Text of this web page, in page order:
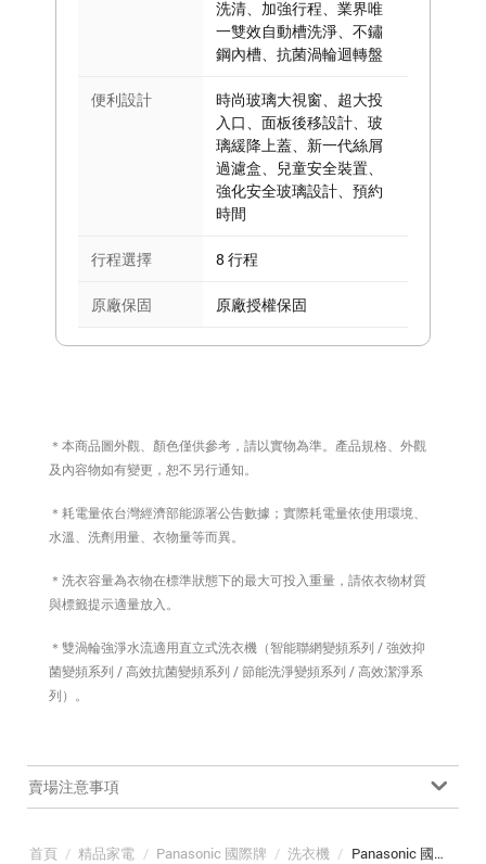
洗清、加強行程、業界唯
一雙效自動槽洗淨、不鏽
鋼內槽、抗菌渦輪迴轉盤
便利設計
時尚玻璃大視窗、超大投
入口、面板後移設計、玻
璃緩降上蓋、新一代絲屑
過濾盒、兒童安全裝置、
強化安全玻璃設計、預約
時間
行程選擇 8 行程
原廠保固 原廠授權保固
＊本商品圖外觀、顏色僅供參考，請以實物為準。產品規格、外觀
及內容物如有變更，恕不另行通知。
＊耗電量依台灣經濟部能源署公告數據；實際耗電量依使用環境、
水溫、洗劑用量、衣物量等而異。
＊洗衣容量為衣物在標準狀態下的最大可投入重量，請依衣物材質
與標籤提示適量放入。
＊雙渦輪強淨水流適用直立式洗衣機（智能聯網變頻系列 / 強效抑
菌變頻系列 / 高效抗菌變頻系列 / 節能洗淨變頻系列 / 高效潔淨系
列）。
賣場注意事項
首頁 / 精品家電 / Panasonic 國際牌 / 洗衣機 / Panasonic 國際牌 NA-V190MT-PN 19公斤強效抑菌變頻直立式洗衣機 玫瑰金